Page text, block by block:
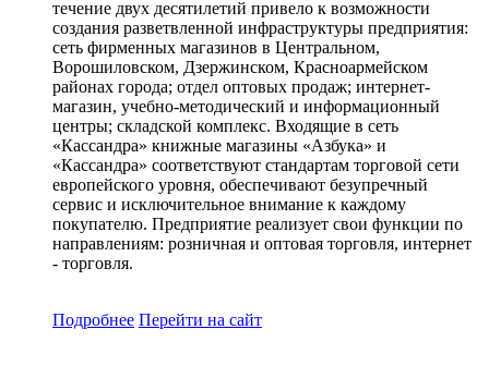
течение двух десятилетий привело к возможности
создания разветвленной инфраструктуры предприятия:
сеть фирменных магазинов в Центральном,
Ворошиловском, Дзержинском, Красноармейском
районах города; отдел оптовых продаж; интернет-
магазин, учебно-методический и информационный
центры; складской комплекс. Входящие в сеть
«Кассандра» книжные магазины «Азбука» и
«Кассандра» соответствуют стандартам торговой сети
европейского уровня, обеспечивают безупречный
сервис и исключительное внимание к каждому
покупателю. Предприятие реализует свои функции по
направлениям: розничная и оптовая торговля, интернет
- торговля.
Подробнее Перейти на сайт